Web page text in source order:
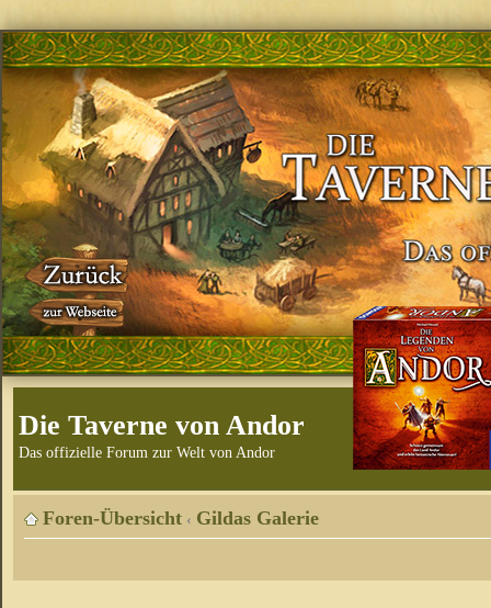
Die Taverne von Andor
Das offizielle Forum zur Welt von Andor
Foren-Übersicht ‹ Gildas Galerie